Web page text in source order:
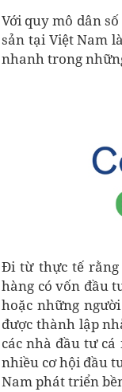
Với quy mô dân
sản tại Việt Nam
nhanh trong
Đi từ thực tế
hàng có vốn đầu
hoặc những
được thành lập
các nhà đầu tư
nhiều cơ hội đầu
Nam phát triển